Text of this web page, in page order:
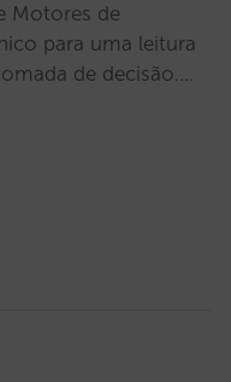
Motores de
para uma leitura
de decisão.…